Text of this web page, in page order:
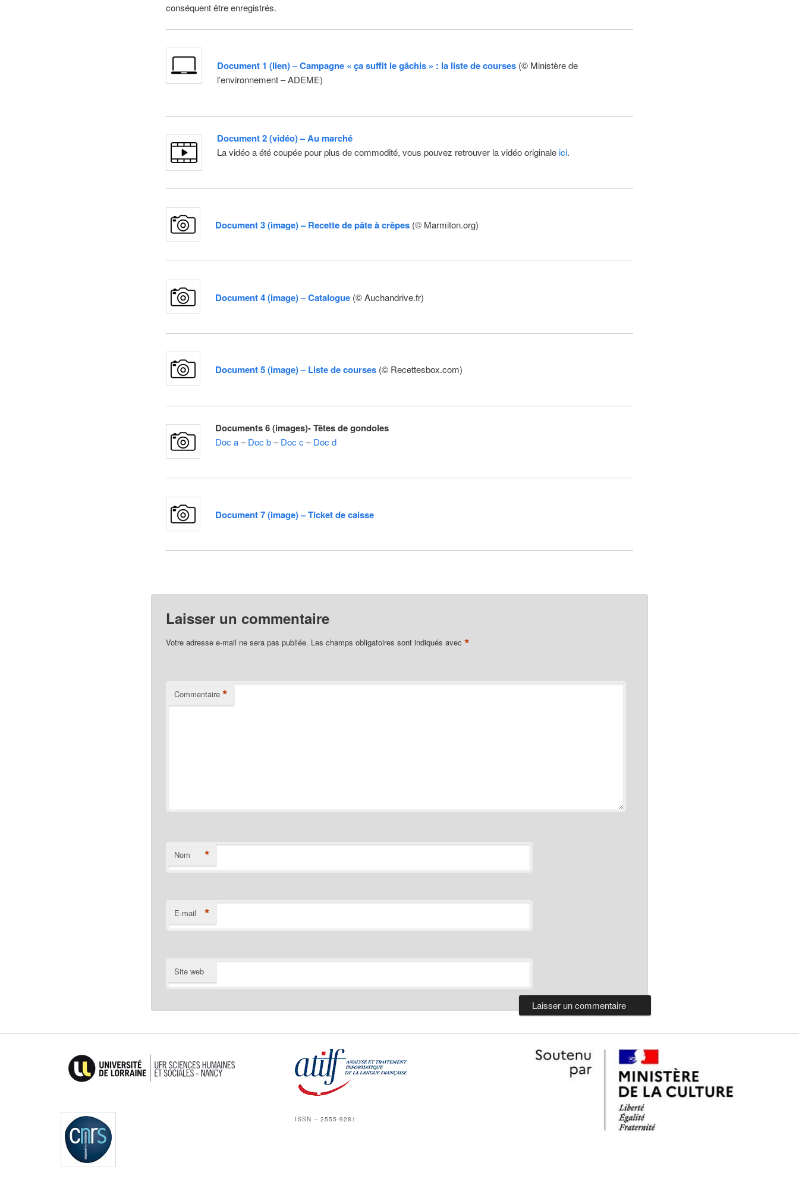
conséquent être enregistrés.
Document 1 (lien) – Campagne « ça suffit le gâchis » : la liste de courses (© Ministère de
l’environnement – ADEME)
Document 2 (vidéo) – Au marché
La vidéo a été coupée pour plus de commodité, vous pouvez retrouver la vidéo originaleici.
Document 3 (image) – Recette de pâte à crêpes (© Marmiton.org)
Document 4 (image) – Catalogue(© Auchandrive.fr)
Document 5 (image) – Liste de courses (© Recettesbox.com)
Documents 6 (images)- Têtes de gondoles
Doc a–Doc b–Doc c –Doc d
Document 7 (image) – Ticket de caisse
Laisser un commentaire
Votre adresse e-mail ne sera pas publiée. Les champs obligatoires sont indiqués avec*
Commentaire *
Nom *
E-mail *
Site web
ISSN – 2555-9281